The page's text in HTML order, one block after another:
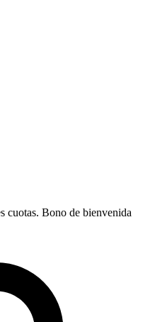
cuotas. Bono de bienvenida